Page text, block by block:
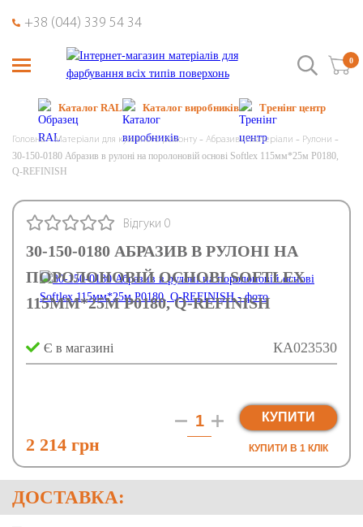
+38 (044) 339 54 34
0
Каталог RAL Каталог виробників Тренінг центр
Головна Матеріали для кузовного ремонту Абразивні матеріали Рулони
30-150-0180 Абразив в рулоні на поролоновій основі Softlex 115мм*25м P0180,
Q-REFINISH
30-150-0180 АБРАЗИВ В РУЛОНІ НА
ПОРОЛОНОВІЙ ОСНОВІ SOFTLEX
115ММ*25М P0180, Q-REFINISH
Відгуки 0
КА023530
Є в магазині
2 214 грн
КУПИТИ
КУПИТИ В 1 КЛIК
ДОСТАВКА: